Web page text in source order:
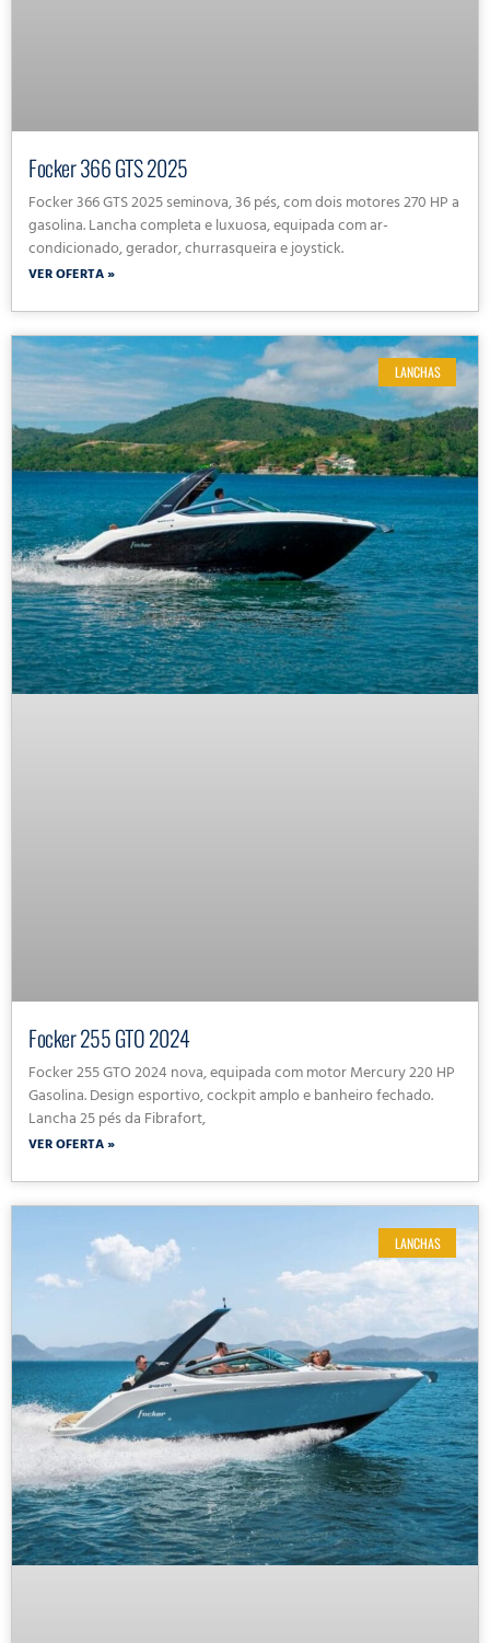
Focker 366 GTS 2025
Focker 366 GTS 2025 seminova, 36 pés, com dois motores 270 HP a
gasolina. Lancha completa e luxuosa, equipada com ar-
condicionado, gerador, churrasqueira e joystick.
VER OFERTA »
LANCHAS
Focker 255 GTO 2024
Focker 255 GTO 2024 nova, equipada com motor Mercury 220 HP
Gasolina. Design esportivo, cockpit amplo e banheiro fechado.
Lancha 25 pés da Fibrafort,
VER OFERTA »
LANCHAS